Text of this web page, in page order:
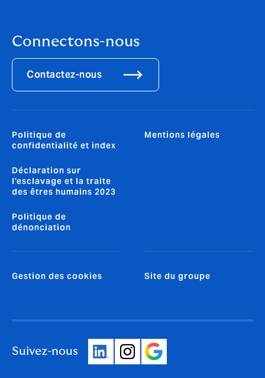
Connectons-nous
Contactez-nous
Politique de
confidentialité et index
Déclaration sur
l'esclavage et la traite
des êtres humains 2023
Politique de
dénonciation
Mentions légales
Gestion des cookies Site du groupe
Suivez-nous